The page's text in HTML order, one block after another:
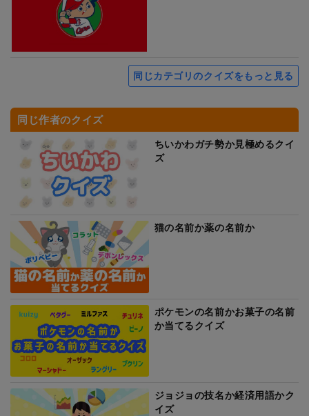
同じカテゴリのクイズをもっと見る
同じ作者のクイズ
ちいかわガチ勢か見極めるクイ
ズ
猫の名前か薬の名前か
ポケモンの名前かお菓子の名前
か当てるクイズ
ジョジョの技名か経済用語かク
イズ